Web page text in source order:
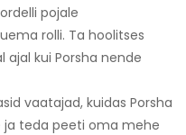
pojale
rolli. Ta hoolitses
kui Porsha nende
vaatajad, kuidas Porsha
ja teda peeti oma mehe